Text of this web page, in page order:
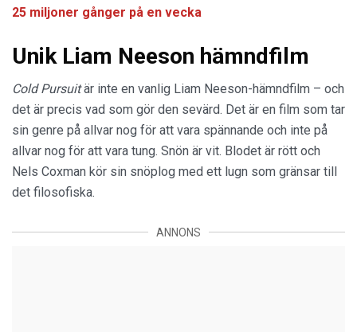
25 miljoner gånger på en vecka
Unik Liam Neeson hämndfilm
Cold Pursuitär inte en vanlig Liam Neeson-hämndfilm – och
det är precis vad som gör den sevärd. Det är en film som tar
sin genre på allvar nog för att vara spännande och inte på
allvar nog för att vara tung. Snön är vit. Blodet är rött och
Nels Coxman kör sin snöplog med ett lugn som gränsar till
det filosofiska.
ANNONS